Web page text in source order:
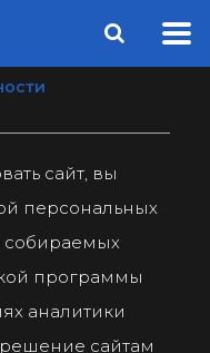
сайт, вы
персональных
собираемых
программы
аналитики
сайтам